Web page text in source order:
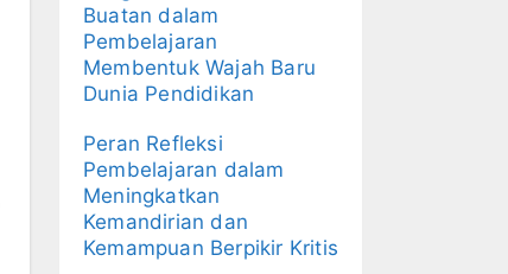
Buatan dalam
Pembelajaran
Membentuk Wajah Baru
Dunia Pendidikan
Peran Refleksi
Pembelajaran dalam
Meningkatkan
Kemandirian dan
Kemampuan Berpikir Kritis